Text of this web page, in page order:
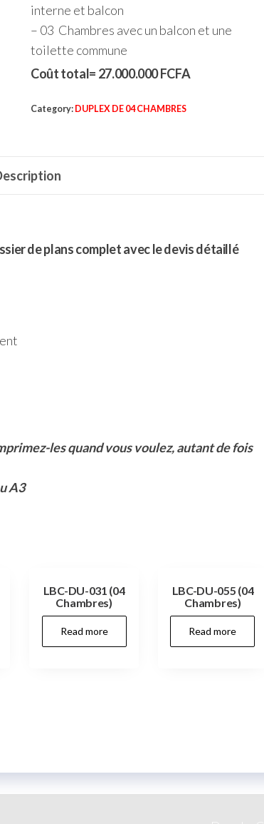
interne et balcon
– 03 Chambres avec un balcon et une
toilette commune
Coût total= 27.000.000 FCFA
Category: DUPLEX DE 04 CHAMBRES
de plans complet avec le devis détaillé
les quand vous voulez, autant de fois
A3
LBC-DU-031 (04
Chambres)
Read more
LBC-DU-055 (04
Chambres)
Read more